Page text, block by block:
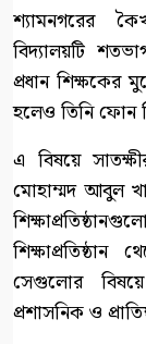
শ্যামনগরের
বিদ্যালয়টি
প্রধান শিক্ষকের
হলেও তিনি ফোন
এ বিষয়ে
মোহাম্মদ আবুল
সেগুলোর
প্রশাসনিক ও